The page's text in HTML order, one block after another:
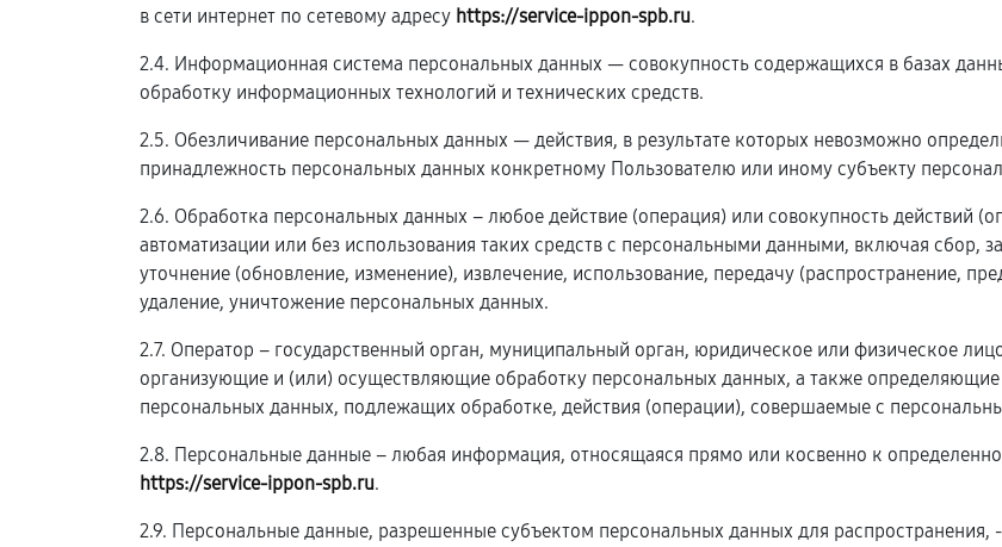
в сети интернет по сетевому адресу https://service-ippon-spb.ru.
2.4. Информационная система персональных данных — совокупность содержащихся в базах
обработку информационных технологий и технических средств.
2.5. Обезличивание персональных данных — действия, в результате которых невозможно
принадлежность персональных данных конкретному Пользователю или иному субъекту
2.6. Обработка персональных данных – любое действие (операция) или совокупность действий
автоматизации или без использования таких средств с персональными данными, включая сбор,
уточнение (обновление, изменение), извлечение, использование, передачу (распространение,
удаление, уничтожение персональных данных.
2.7. Оператор – государственный орган, муниципальный орган, юридическое или физическое
организующие и (или) осуществляющие обработку персональных данных, а также
персональных данных, подлежащих обработке, действия (операции), совершаемые с
2.8. Персональные данные – любая информация, относящаяся прямо или косвенно к
https://service-ippon-spb.ru.
2.9. Персональные данные, разрешенные субъектом персональных данных для распространения,